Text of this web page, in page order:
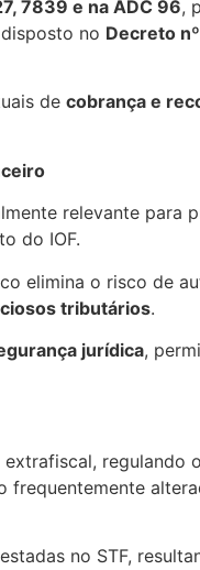
7839 e na ADC 96,
no Decreto
de cobrança e
relevante
do IOF.
elimina o risco de
tributários.
jurídica,
frequentemente
no STF,